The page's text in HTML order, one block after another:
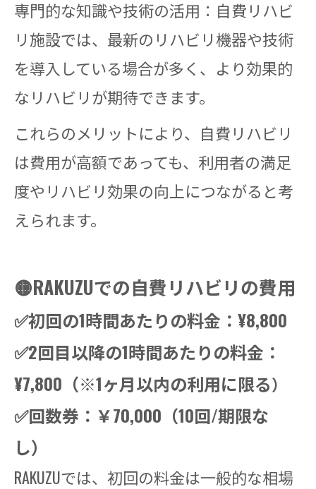
専門的な知識や技術の活用：自費リハビ
リ施設では、最新のリハビリ機器や技術
を導入している場合が多く、より効果的
なリハビリが期待できます。
これらのメリットにより、自費リハビリ
は費用が高額であっても、利用者の満足
度やリハビリ効果の向上につながると考
えられます。
🟡RAKUZUでの自費リハビリの費用
✅初回の1時間あたりの料金：¥8,800
✅2回目以降の1時間あたりの料金：
¥7,800（※1ヶ月以内の利用に限る）
✅回数券：￥70,000（10回/期限な
し）
RAKUZUでは、初回の料金は一般的な相場